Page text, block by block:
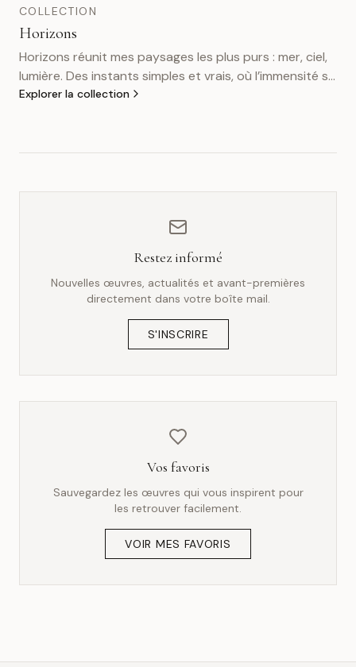
COLLECTION
Horizons
Horizons réunit mes paysages les plus purs : mer, ciel,
lumière. Des instants simples et vrais, où l’immensité se
révèle sans artifice et offre au regard un espace pour
Explorer la collection
Restez informé
Nouvelles œuvres, actualités et avant-premières
directement dans votre boîte mail.
S'INSCRIRE
Vos favoris
Sauvegardez les œuvres qui vous inspirent pour
les retrouver facilement.
VOIR MES FAVORIS